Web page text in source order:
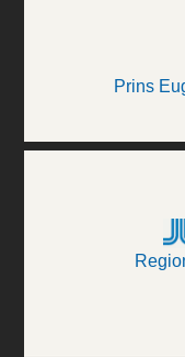
Prins